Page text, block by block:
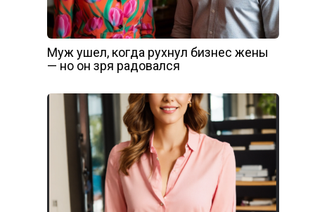
Муж ушел, когда рухнул бизнес жены
— но он зря радовался